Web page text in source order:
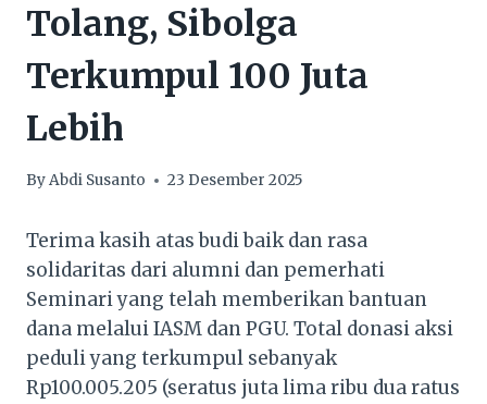
Tolang, Sibolga
Terkumpul 100 Juta
Lebih
ByAbdi Susanto 23 Desember 2025
Terima kasih atas budi baik dan rasa
solidaritas dari alumni dan pemerhati
Seminari yang telah memberikan bantuan
dana melalui IASM dan PGU. Total donasi aksi
peduli yang terkumpul sebanyak
Rp100.005.205 (seratus juta lima ribu dua ratus